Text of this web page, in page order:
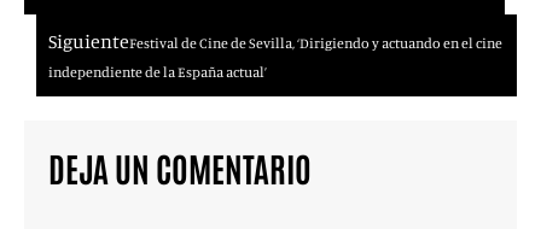
SiguienteFestival de Cine de Sevilla, ‘Dirigiendo y actuando en el cine
independiente de la España actual’
DEJA UN COMENTARIO